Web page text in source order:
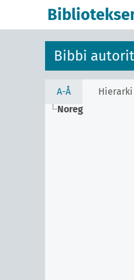
Bibbi
A-Å Hierarki
Noreg